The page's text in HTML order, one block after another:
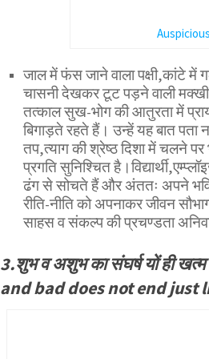
जाल में फंस जाने वाला पक्षी,कांटे में
चासनी देखकर टूट पड़ने वाली मक्खी
तत्काल सुख-भोग की आतुरता में
बिगाड़ते रहते हैं। उन्हें यह बात
तप,त्याग की श्रेष्ठ दिशा में चलने
प्रगति सुनिश्चित
ढंग से सोचते हैं और अंततः अपने
रीति-नीति को अपनाकर जीवन
साहस व संकल्प की प्रचण्डता
3.शुभ व अशुभ का संघर्ष यों ही
and bad does not end just